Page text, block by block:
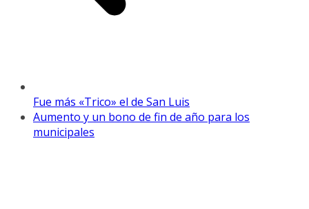
Fue más «Trico» el de San Luis
Aumento y un bono de fin de año para los
municipales